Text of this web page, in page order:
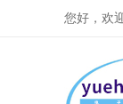
您好，欢